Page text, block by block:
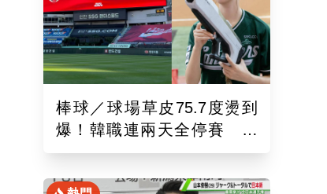
棒球／球場草皮75.7度燙到
爆！韓職連兩天全停賽 工
作人員、球迷頻傳熱傷害